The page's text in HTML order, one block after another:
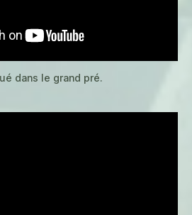
dans le grand pré.